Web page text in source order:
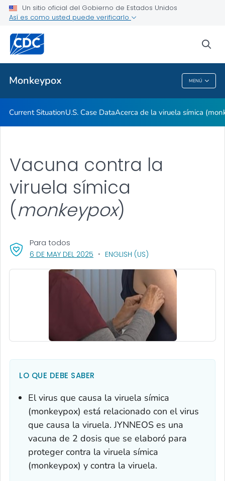
Un sitio oficial del Gobierno de Estados Unidos
Así es como usted puede verificarlo
Monkeypox MENÚ
Salud pública
Monkeypox
Current SituationU.S. Case DataAcerca de la viruela símica
Vacuna contra la
viruela símica
(monkeypox)
6 DE MAY DEL 2025 , VISIT LINK FOR DETAILS.
ENGLISH (US)
Para todos
LO QUE DEBE SABER
El virus que causa la viruela símica
(monkeypox) está relacionado con el virus
que causa la viruela. JYNNEOS es una
vacuna de 2 dosis que se elaboró para
proteger contra la viruela símica
(monkeypox) y contra la viruela.